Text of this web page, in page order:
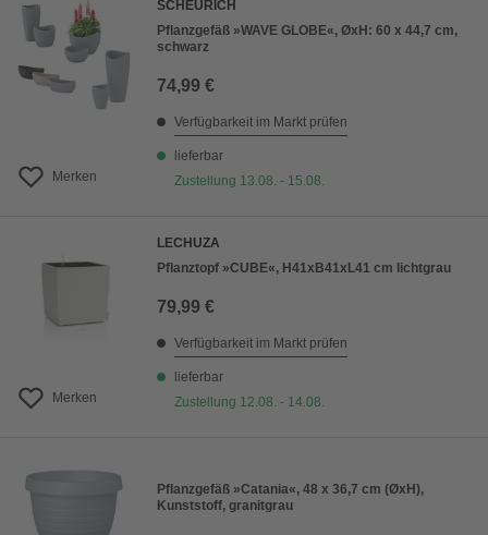
Merken
SCHEURICH
Pflanzgefäß »WAVE GLOBE«, ØxH: 60 x 44,7 cm,
schwarz
74,99 €
Verfügbarkeit im Markt prüfen
lieferbar
Zustellung 13.08. - 15.08.
Merken
LECHUZA
Pflanztopf »CUBE«, H41xB41xL41 cm lichtgrau
79,99 €
Verfügbarkeit im Markt prüfen
lieferbar
Zustellung 12.08. - 14.08.
Pflanzgefäß »Catania«, 48 x 36,7 cm (ØxH),
Kunststoff, granitgrau